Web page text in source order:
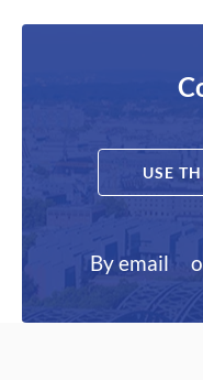
USE
By email